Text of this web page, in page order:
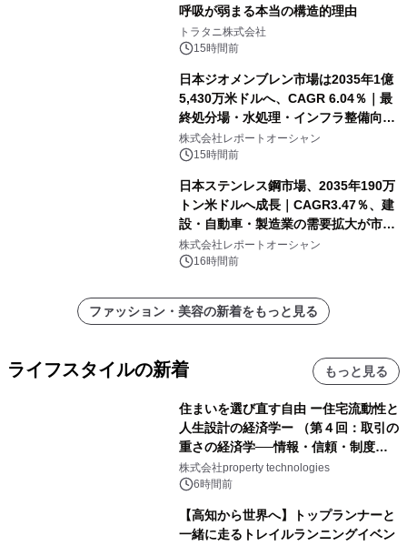
呼吸が弱まる本当の構造的理由
トラタニ株式会社
15時間前
日本ジオメンブレン市場は2035年1億
5,430万米ドルへ、CAGR 6.04％｜最
終処分場・水処理・インフラ整備向け
需要拡大
株式会社レポートオーシャン
15時間前
日本ステンレス鋼市場、2035年190万
トン米ドルへ成長｜CAGR3.47％、建
設・自動車・製造業の需要拡大が市場
を牽引
株式会社レポートオーシャン
16時間前
ファッション・美容の新着をもっと見る
ライフスタイルの新着 もっと見る
住まいを選び直す自由 ー住宅流動性と
人生設計の経済学ー （第４回：取引の
重さの経済学──情報・信頼・制度を
PropTechはどう組み替えるか）｜
PropTech-Lab
株式会社property technologies
6時間前
【高知から世界へ】トップランナーと
一緒に走るトレイルランニングイベン